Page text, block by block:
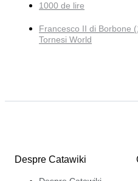
1000 de lire
Francesco II di Borbone
Tornesi World
Despre Catawiki